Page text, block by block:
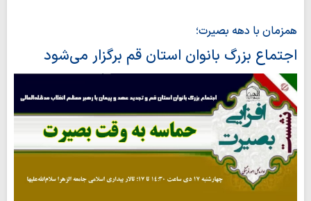
همزمان با دهه بصیرت؛
اجتماع بزرگ بانوان استان قم برگزار می‌شود